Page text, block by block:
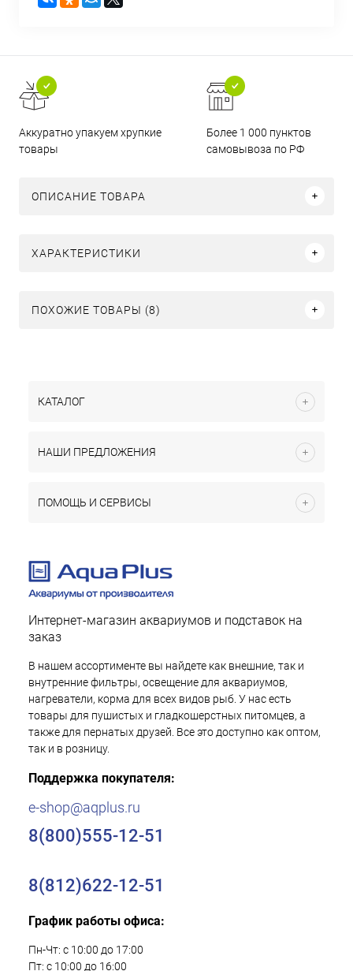
Аккуратно упакуем хрупкие
товары
Более 1 000 пунктов
самовывоза по РФ
ОПИСАНИЕ ТОВАРА
ХАРАКТЕРИСТИКИ
ПОХОЖИЕ ТОВАРЫ (8)
КАТАЛОГ
НАШИ ПРЕДЛОЖЕНИЯ
ПОМОЩЬ И СЕРВИСЫ
Интернет-магазин аквариумов и подставок на
заказ
В нашем ассортименте вы найдете как внешние, так и
внутренние фильтры, освещение для аквариумов,
нагреватели, корма для всех видов рыб. У нас есть
товары для пушистых и гладкошерстных питомцев, а
также для пернатых друзей. Все это доступно как оптом,
так и в розницу.
Поддержка покупателя:
e-shop@aqplus.ru
8(800)555-12-51
8(812)622-12-51
График работы офиса:
Пн-Чт: с 10:00 до 17:00
Пт: с 10:00 до 16:00